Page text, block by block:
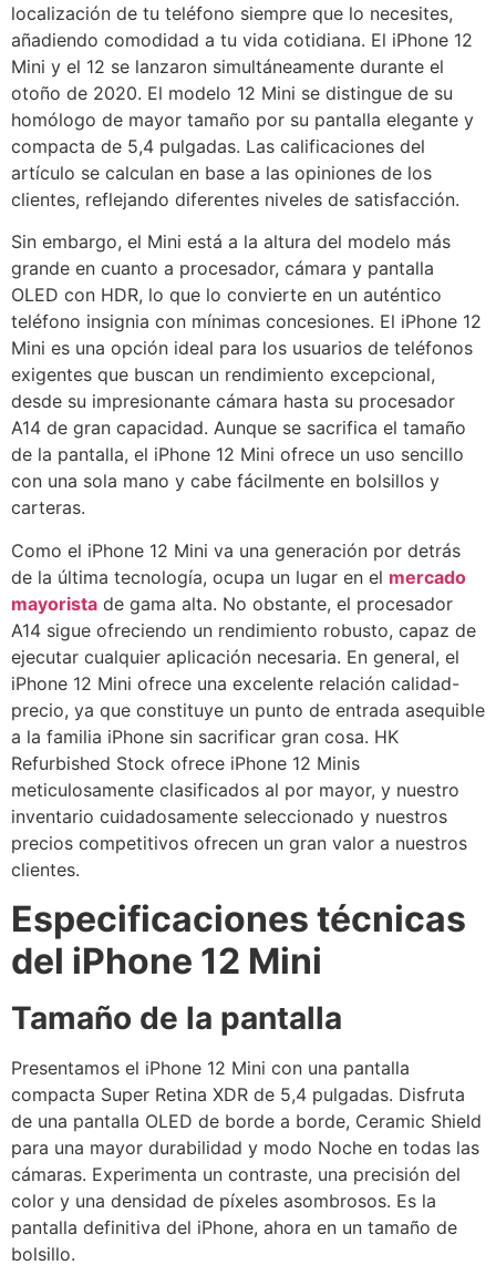
localización de tu teléfono siempre que lo necesites,
añadiendo comodidad a tu vida cotidiana. El iPhone 12
Mini y el 12 se lanzaron simultáneamente durante el
otoño de 2020. El modelo 12 Mini se distingue de su
homólogo de mayor tamaño por su pantalla elegante y
compacta de 5,4 pulgadas. Las calificaciones del
artículo se calculan en base a las opiniones de los
clientes, reflejando diferentes niveles de satisfacción.
Sin embargo, el Mini está a la altura del modelo más
grande en cuanto a procesador, cámara y pantalla
OLED con HDR, lo que lo convierte en un auténtico
teléfono insignia con mínimas concesiones. El iPhone 12
Mini es una opción ideal para los usuarios de teléfonos
exigentes que buscan un rendimiento excepcional,
desde su impresionante cámara hasta su procesador
A14 de gran capacidad. Aunque se sacrifica el tamaño
de la pantalla, el iPhone 12 Mini ofrece un uso sencillo
con una sola mano y cabe fácilmente en bolsillos y
carteras.
Como el iPhone 12 Mini va una generación por detrás
de la última tecnología, ocupa un lugar en el mercado
mayorista de gama alta. No obstante, el procesador
A14 sigue ofreciendo un rendimiento robusto, capaz de
ejecutar cualquier aplicación necesaria. En general, el
iPhone 12 Mini ofrece una excelente relación calidad-
precio, ya que constituye un punto de entrada asequible
a la familia iPhone sin sacrificar gran cosa. HK
Refurbished Stock ofrece iPhone 12 Minis
meticulosamente clasificados al por mayor, y nuestro
inventario cuidadosamente seleccionado y nuestros
precios competitivos ofrecen un gran valor a nuestros
clientes.
Especificaciones técnicas
del iPhone 12 Mini
Tamaño de la pantalla
Presentamos el iPhone 12 Mini con una pantalla
compacta Super Retina XDR de 5,4 pulgadas. Disfruta
de una pantalla OLED de borde a borde, Ceramic Shield
para una mayor durabilidad y modo Noche en todas las
cámaras. Experimenta un contraste, una precisión del
color y una densidad de píxeles asombrosos. Es la
pantalla definitiva del iPhone, ahora en un tamaño de
bolsillo.